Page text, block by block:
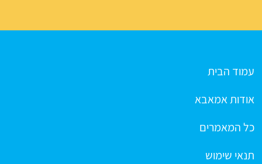
עמוד הבית
אודות אמאבא
כל המאמרים
תנאי שימוש